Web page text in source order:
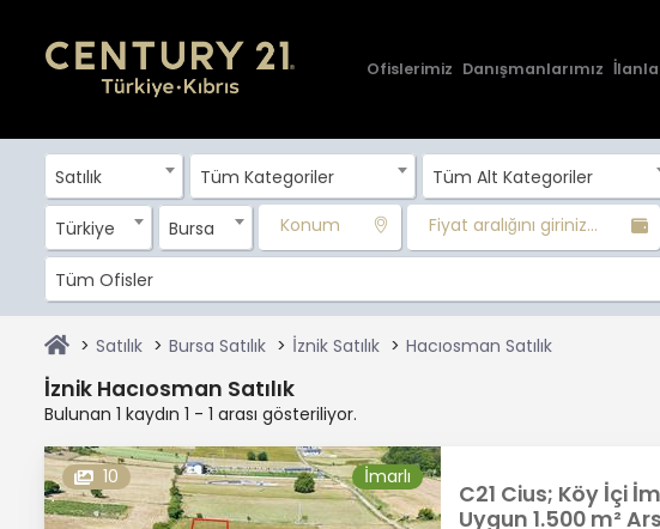
Ofislerimiz Danışmanlarımız
Satılık Tüm Kategoriler Tüm Alt Kategoriler
Türkiye Bursa Konum Fiyat aralığını giriniz...
Tüm Ofisler
Satılık Bursa Satılık İznik Satılık Hacıosman Satılık
İznik Hacıosman Satılık
Bulunan 1 kaydın 1 - 1 arası gösteriliyor.
10 İmarlı
C21 Cius; Köy İçi
Uygun 1.500 m²